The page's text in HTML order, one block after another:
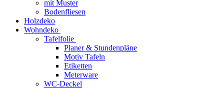
mit Muster
Bodenfliesen
Holzdeko
Wohndeko
Tafelfolie
Planer & Stundenpläne
Motiv Tafeln
Etiketten
Meterware
WC-Deckel